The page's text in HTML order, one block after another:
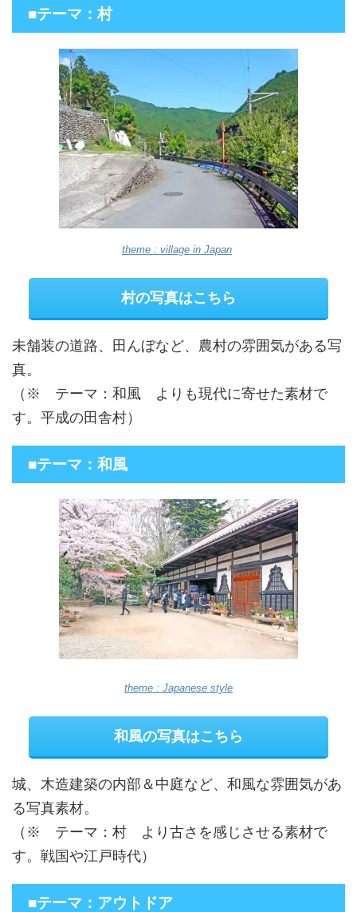
■テーマ：村
theme : village in Japan
村の写真はこちら
未舗装の道路、田んぼなど、農村の雰囲気がある写
真。
（※ テーマ：和風 よりも現代に寄せた素材で
す。平成の田舎村）
■テーマ：和風
theme : Japanese style
和風の写真はこちら
城、木造建築の内部＆中庭など、和風な雰囲気があ
る写真素材。
（※ テーマ：村 より古さを感じさせる素材で
す。戦国や江戸時代）
■テーマ：アウトドア